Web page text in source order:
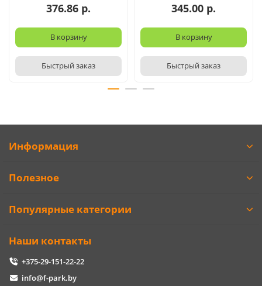
376.86 р.
В корзину
Быстрый заказ
345.00 р.
В корзину
Быстрый заказ
Информация
Полезное
Популярные категории
Наши контакты
+375-29-151-22-22
info@f-park.by